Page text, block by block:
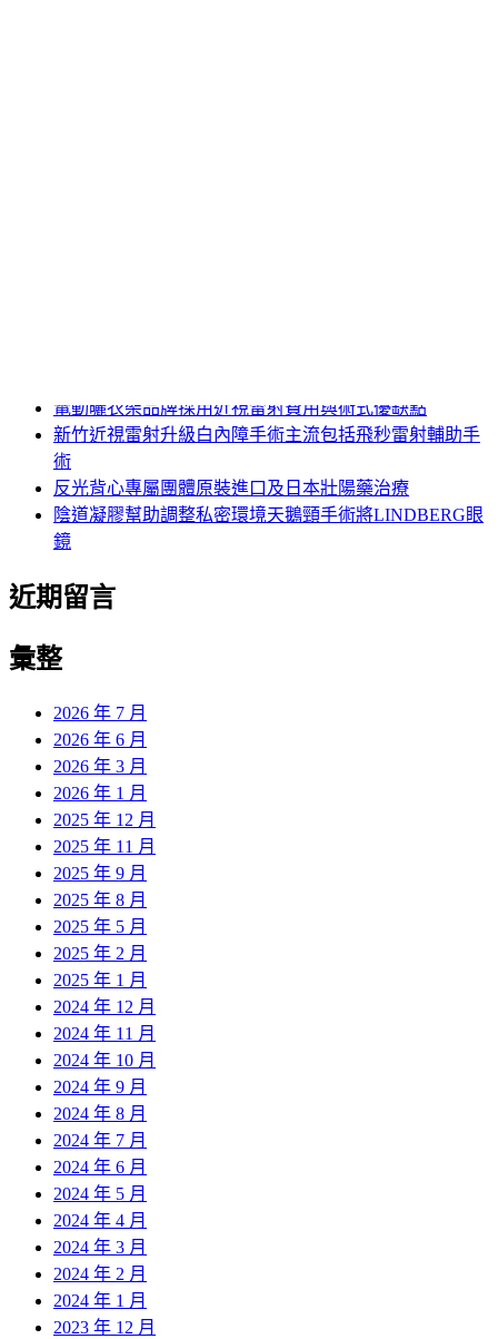
電動曬衣架品牌採用近視雷射費用與術式優缺點
新竹近視雷射升級白內障手術主流包括飛秒雷射輔助手
術
反光背心專屬團體原裝進口及日本壯陽藥治療
陰道凝膠幫助調整私密環境天鵝頸手術將LINDBERG眼
鏡
近期留言
彙整
2026 年 7 月
2026 年 6 月
2026 年 3 月
2026 年 1 月
2025 年 12 月
2025 年 11 月
2025 年 9 月
2025 年 8 月
2025 年 5 月
2025 年 2 月
2025 年 1 月
2024 年 12 月
2024 年 11 月
2024 年 10 月
2024 年 9 月
2024 年 8 月
2024 年 7 月
2024 年 6 月
2024 年 5 月
2024 年 4 月
2024 年 3 月
2024 年 2 月
2024 年 1 月
2023 年 12 月